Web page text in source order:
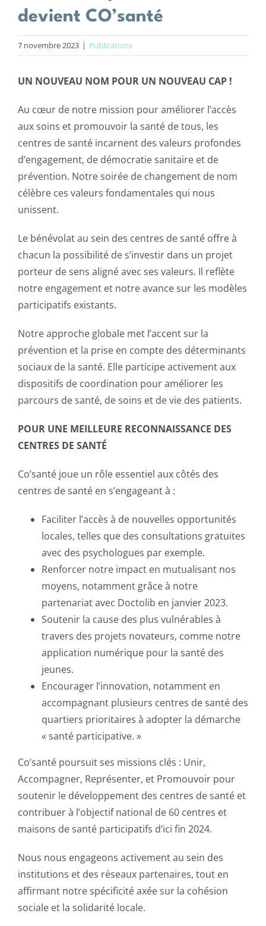
devient CO’santé
7 novembre 2023 | Publications
UN NOUVEAU NOM POUR UN NOUVEAU CAP !
Au cœur de notre mission pour améliorer l’accès
aux soins et promouvoir la santé de tous, les
centres de santé incarnent des valeurs profondes
d’engagement, de démocratie sanitaire et de
prévention. Notre soirée de changement de nom
célèbre ces valeurs fondamentales qui nous
unissent.
Le bénévolat au sein des centres de santé offre à
chacun la possibilité de s’investir dans un projet
porteur de sens aligné avec ses valeurs. Il reflète
notre engagement et notre avance sur les modèles
participatifs existants.
Notre approche globale met l’accent sur la
prévention et la prise en compte des déterminants
sociaux de la santé. Elle participe activement aux
dispositifs de coordination pour améliorer les
parcours de santé, de soins et de vie des patients.
POUR UNE MEILLEURE RECONNAISSANCE DES
CENTRES DE SANTÉ
Co’santé joue un rôle essentiel aux côtés des
centres de santé en s’engageant à :
Faciliter l’accès à de nouvelles opportunités
locales, telles que des consultations gratuites
avec des psychologues par exemple.
Renforcer notre impact en mutualisant nos
moyens, notamment grâce à notre
partenariat avec Doctolib en janvier 2023.
Soutenir la cause des plus vulnérables à
travers des projets novateurs, comme notre
application numérique pour la santé des
jeunes.
Encourager l’innovation, notamment en
accompagnant plusieurs centres de santé des
quartiers prioritaires à adopter la démarche
« santé participative. »
Co’santé poursuit ses missions clés : Unir,
Accompagner, Représenter, et Promouvoir pour
soutenir le développement des centres de santé et
contribuer à l’objectif national de 60 centres et
maisons de santé participatifs d’ici fin 2024.
Nous nous engageons activement au sein des
institutions et des réseaux partenaires, tout en
affirmant notre spécificité axée sur la cohésion
sociale et la solidarité locale.